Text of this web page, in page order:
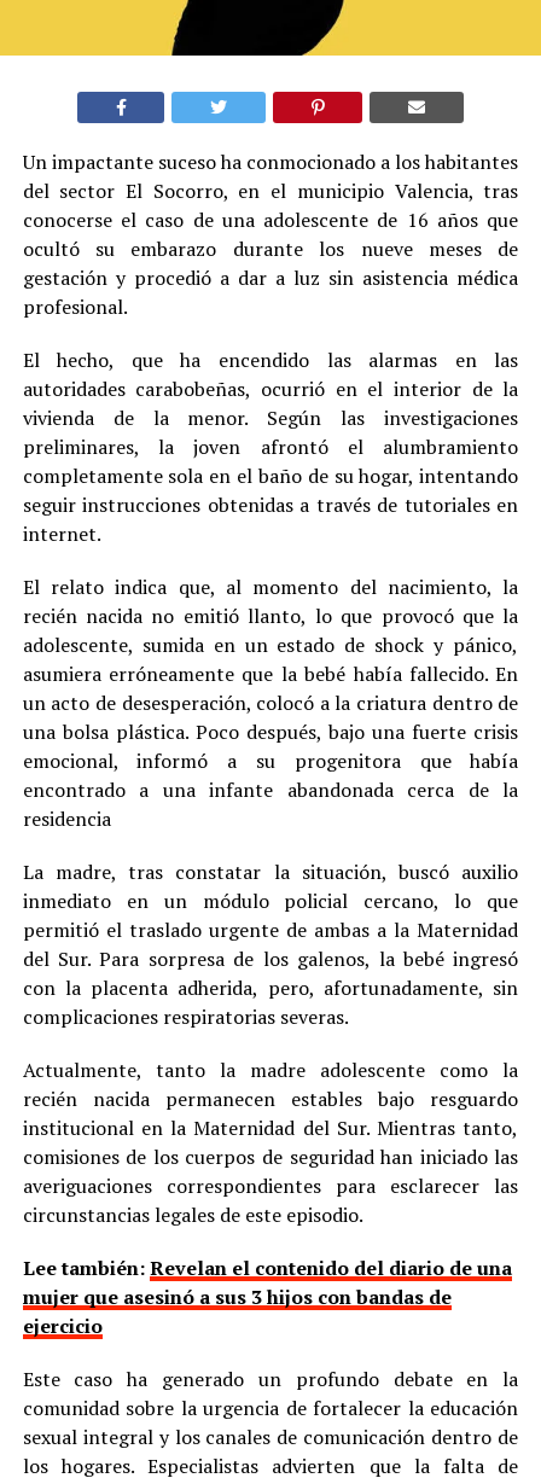
Un impactante suceso ha conmocionado a los habitantes
del sector El Socorro, en el municipio Valencia, tras
conocerse el caso de una adolescente de 16 años que
ocultó su embarazo durante los nueve meses de
gestación y procedió a dar a luz sin asistencia médica
profesional.
El hecho, que ha encendido las alarmas en las
autoridades carabobeñas, ocurrió en el interior de la
vivienda de la menor. Según las investigaciones
preliminares, la joven afrontó el alumbramiento
completamente sola en el baño de su hogar, intentando
seguir instrucciones obtenidas a través de tutoriales en
internet.
El relato indica que, al momento del nacimiento, la
recién nacida no emitió llanto, lo que provocó que la
adolescente, sumida en un estado de shock y pánico,
asumiera erróneamente que la bebé había fallecido. En
un acto de desesperación, colocó a la criatura dentro de
una bolsa plástica. Poco después, bajo una fuerte crisis
emocional, informó a su progenitora que había
encontrado a una infante abandonada cerca de la
residencia
La madre, tras constatar la situación, buscó auxilio
inmediato en un módulo policial cercano, lo que
permitió el traslado urgente de ambas a la Maternidad
del Sur. Para sorpresa de los galenos, la bebé ingresó
con la placenta adherida, pero, afortunadamente, sin
complicaciones respiratorias severas.
Actualmente, tanto la madre adolescente como la
recién nacida permanecen estables bajo resguardo
institucional en la Maternidad del Sur. Mientras tanto,
comisiones de los cuerpos de seguridad han iniciado las
averiguaciones correspondientes para esclarecer las
circunstancias legales de este episodio.
Lee también:Revelan el contenido del diario de una
mujer que asesinó a sus 3 hijos con bandas de
ejercicio
Este caso ha generado un profundo debate en la
comunidad sobre la urgencia de fortalecer la educación
sexual integral y los canales de comunicación dentro de
los hogares. Especialistas advierten que la falta de